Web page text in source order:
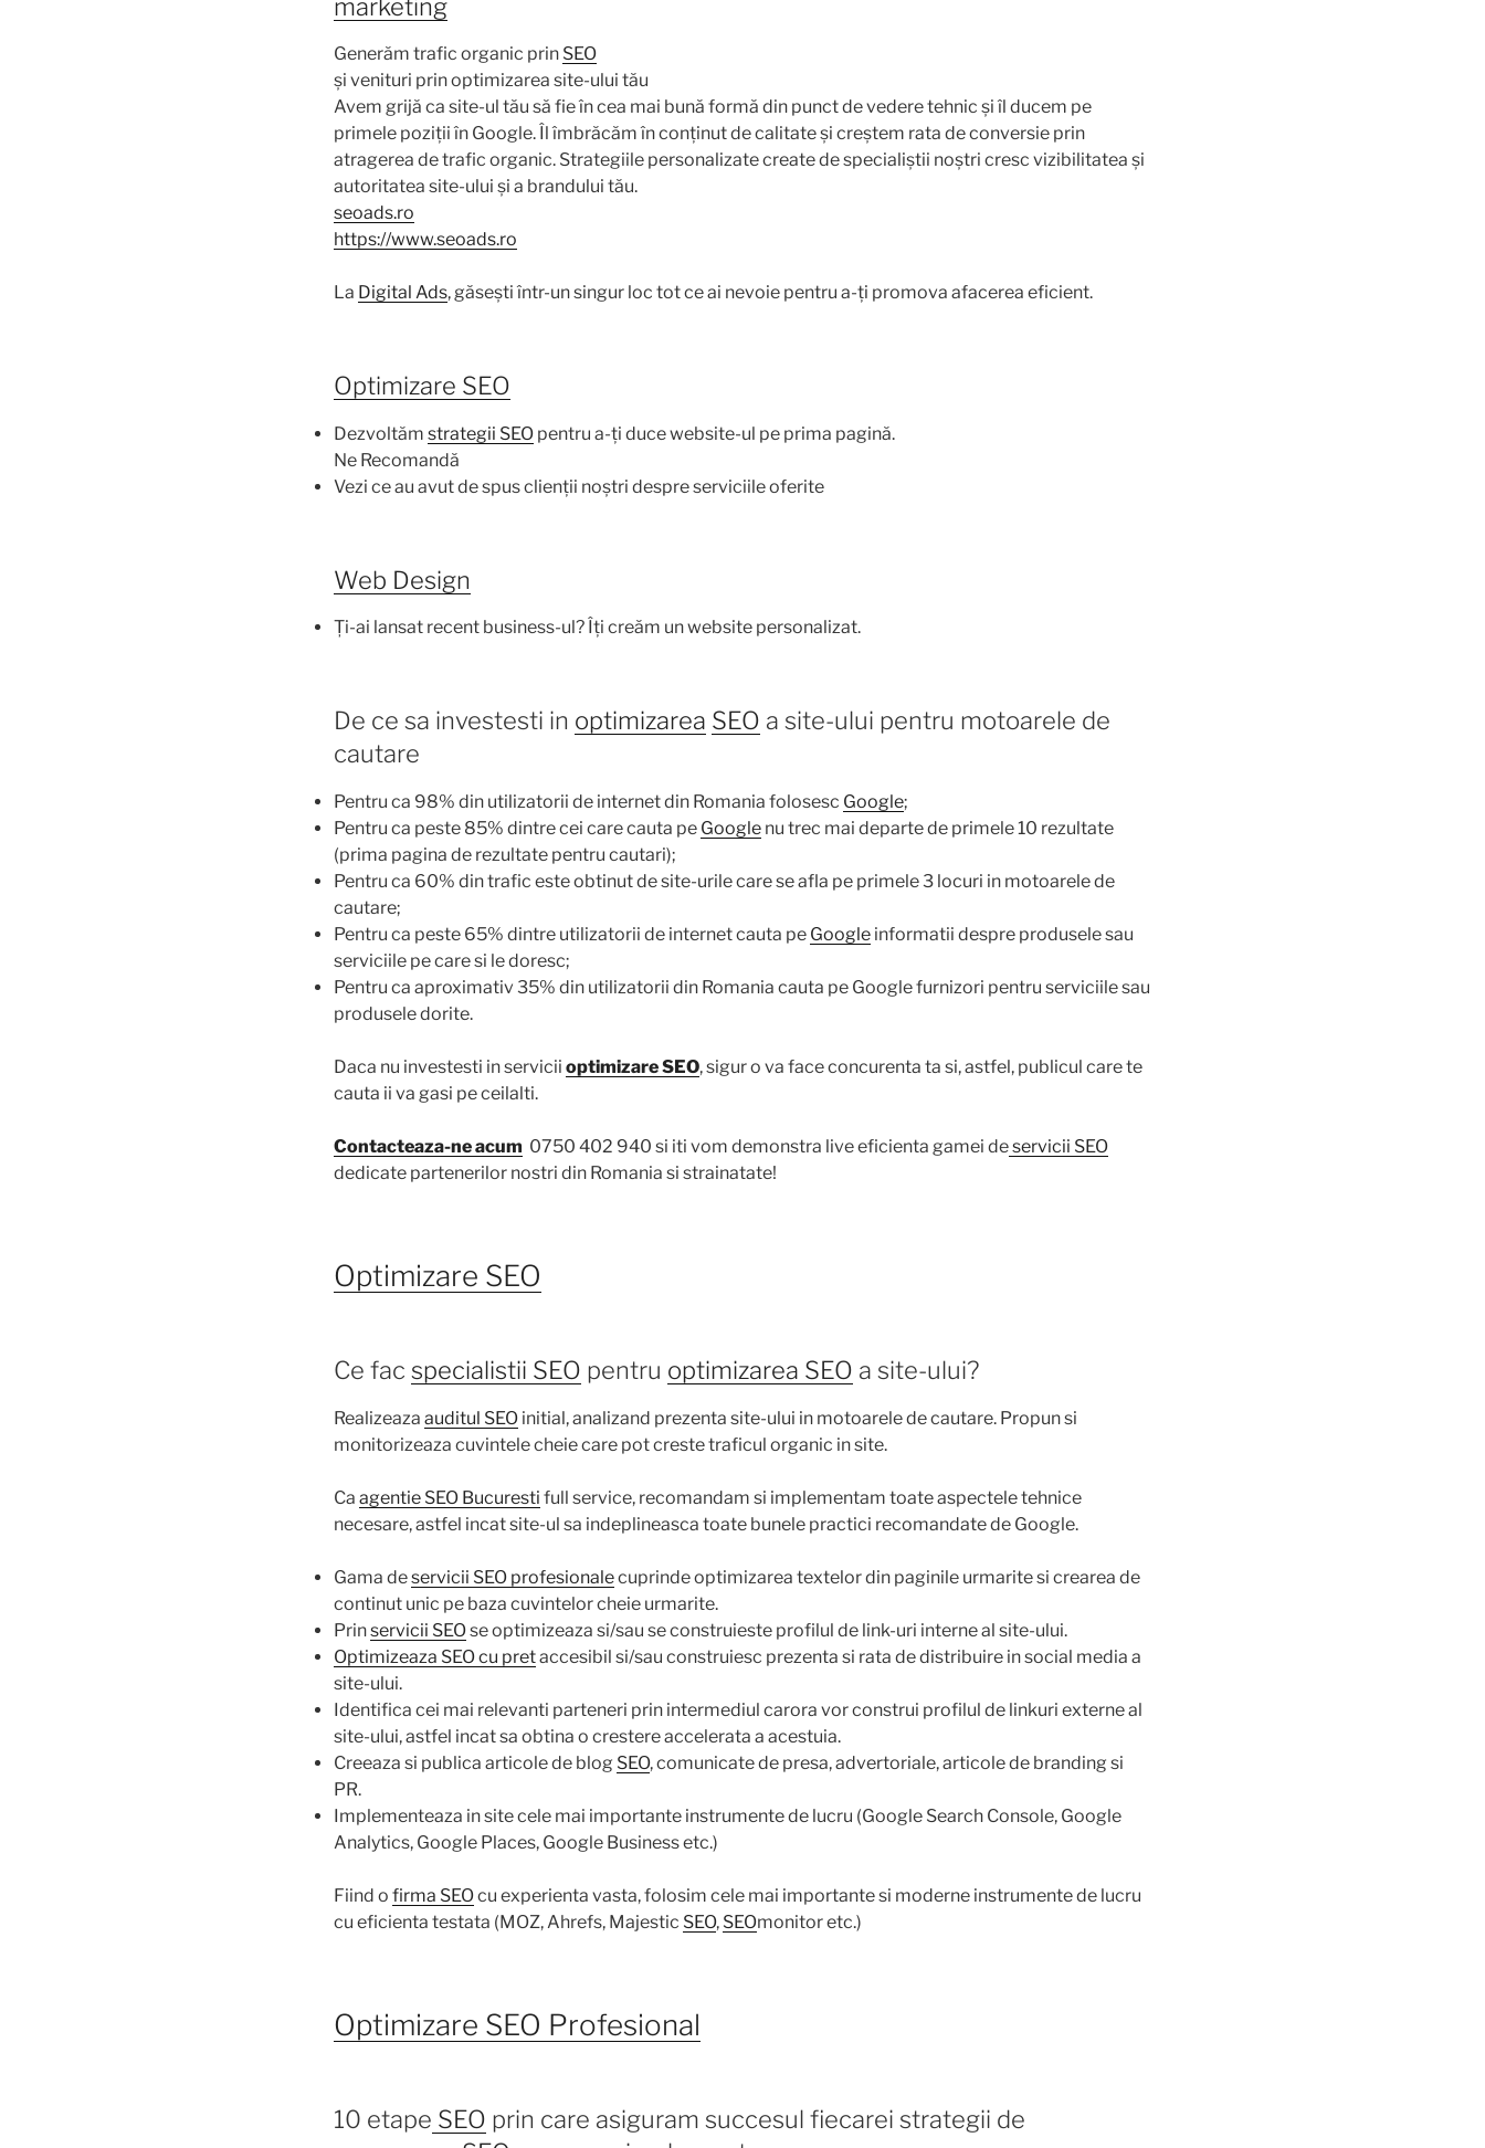
marketing
Generăm trafic organic prin SEO
și venituri prin optimizarea site-ului tău
Avem grijă ca site-ul tău să fie în cea mai bună formă din punct de vedere tehnic și îl ducem pe
primele poziții în Google. Îl îmbrăcăm în conținut de calitate și creștem rata de conversie prin
atragerea de trafic organic. Strategiile personalizate create de specialiștii noștri cresc vizibilitatea și
autoritatea site-ului și a brandului tău.
seoads.ro
https://www.seoads.ro
La Digital Ads, găsești într-un singur loc tot ce ai nevoie pentru a-ți promova afacerea eficient.
Optimizare SEO
Dezvoltăm strategii SEO pentru a-ți duce website-ul pe prima pagină.
Ne Recomandă
Vezi ce au avut de spus clienții noștri despre serviciile oferite
Web Design
Ți-ai lansat recent business-ul? Îți creăm un website personalizat.
De ce sa investesti in optimizarea SEO a site-ului pentru motoarele de
cautare
Pentru ca 98% din utilizatorii de internet din Romania folosesc Google;
Pentru ca peste 85% dintre cei care cauta pe Google nu trec mai departe de primele 10 rezultate
(prima pagina de rezultate pentru cautari);
Pentru ca 60% din trafic este obtinut de site-urile care se afla pe primele 3 locuri in motoarele de
cautare;
Pentru ca peste 65% dintre utilizatorii de internet cauta pe Google informatii despre produsele sau
serviciile pe care si le doresc;
Pentru ca aproximativ 35% din utilizatorii din Romania cauta pe Google furnizori pentru serviciile sau
produsele dorite.
Daca nu investesti in servicii optimizare SEO, sigur o va face concurenta ta si, astfel, publicul care te
cauta ii va gasi pe ceilalti.
Contacteaza-ne acum 0750 402 940 si iti vom demonstra live eficienta gamei deservicii SEO
dedicate partenerilor nostri din Romania si strainatate!
Optimizare SEO
Ce fac specialistii SEO pentru optimizarea SEO a site-ului?
Realizeaza auditul SEO initial, analizand prezenta site-ului in motoarele de cautare. Propun si
monitorizeaza cuvintele cheie care pot creste traficul organic in site.
Ca agentie SEO Bucuresti full service, recomandam si implementam toate aspectele tehnice
necesare, astfel incat site-ul sa indeplineasca toate bunele practici recomandate de Google.
Gama deservicii SEO profesionalecuprinde optimizarea textelor din paginile urmarite si crearea de
continut unic pe baza cuvintelor cheie urmarite.
Prinservicii SEOse optimizeaza si/sau se construieste profilul de link-uri interne al site-ului.
Optimizeaza SEO cu pretaccesibil si/sau construiesc prezenta si rata de distribuire in social media a
site-ului.
Identifica cei mai relevanti parteneri prin intermediul carora vor construi profilul de linkuri externe al
site-ului, astfel incat sa obtina o crestere accelerata a acestuia.
Creeaza si publica articole de blog SEO, comunicate de presa, advertoriale, articole de branding si
PR.
Implementeaza in site cele mai importante instrumente de lucru (Google Search Console, Google
Analytics, Google Places, Google Business etc.)
Fiind o firma SEOcu experienta vasta, folosim cele mai importante si moderne instrumente de lucru
cu eficienta testata (MOZ, Ahrefs, Majestic SEO, SEOmonitor etc.)
Optimizare SEO Profesional
10 etape SEO prin care asiguram succesul fiecarei strategii de